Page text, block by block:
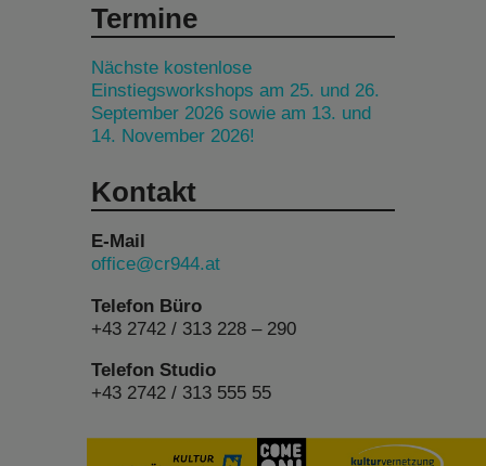
Termine
Nächste kostenlose
Einstiegsworkshops am 25. und 26.
September 2026 sowie am 13. und
14. November 2026!
Kontakt
E-Mail
office@cr944.at
Telefon Büro
+43 2742 / 313 228 – 290
Telefon Studio
+43 2742 / 313 555 55